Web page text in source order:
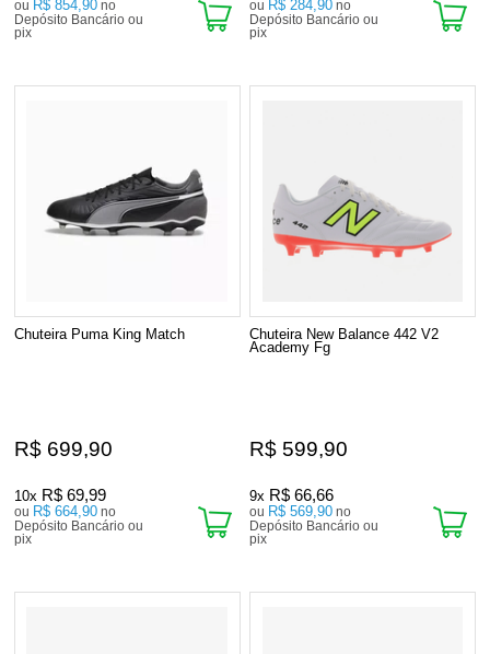
ou R$ 854,90 no
Depósito Bancário ou
pix
ou R$ 284,90 no
Depósito Bancário ou
pix
Chuteira Puma King Match
R$ 699,90
10x R$ 69,99
ou R$ 664,90 no
Depósito Bancário ou
pix
Chuteira New Balance 442 V2
Academy Fg
R$ 599,90
9x R$ 66,66
ou R$ 569,90 no
Depósito Bancário ou
pix